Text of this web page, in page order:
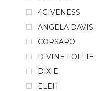
4GIVENESS
ANGELA DAVIS
CORSARO
DIVINE FOLLIE
DIXIE
ELEH